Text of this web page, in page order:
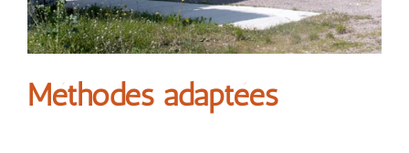
Méthodes adaptées